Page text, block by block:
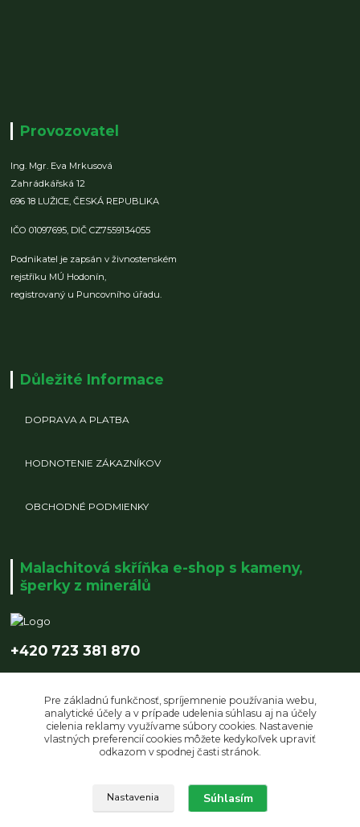
Provozovatel
Ing. Mgr. Eva Mrkusová
Zahrádkářská 12
696 18 LUŽICE,ČESKÁ REPUBLIKA
IČO 01097695, DIČ CZ7559134055
Podnikatel je zapsán v živnostenském
rejstříku MÚ Hodonín,
registrovaný u Puncovního úřadu.
Důležité Informace
DOPRAVA A PLATBA
HODNOTENIE ZÁKAZNÍKOV
OBCHODNÉ PODMIENKY
Malachitová skříňka e-shop s kameny,
šperky z minerálů
+420 723 381 870
Upravit sběr cookies.
Pre základnú funkčnosť, spríjemnenie používania webu,
analytické účely a v prípade udelenia súhlasu aj na účely
cielenia reklamy využívame súbory cookies. Nastavenie
vlastných preferencií cookies môžete kedykoľvek upraviť
odkazom v spodnej časti stránok.
Nastavenia Súhlasím